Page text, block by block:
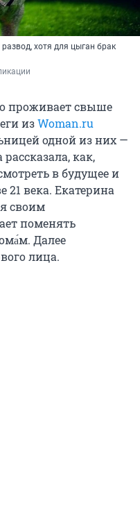
хотя для цыган брак
проживает свыше
изWoman.ru
одной из них —
как,
в будущее и
21 века. Екатерина
своим
поменять
Далее
лица.